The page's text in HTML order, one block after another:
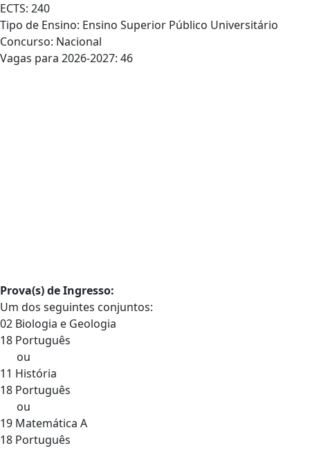
ECTS: 240
Tipo de Ensino: Ensino Superior Público Universitário
Concurso: Nacional
Vagas para 2026-2027: 46
Prova(s) de Ingresso:
Um dos seguintes conjuntos:
02 Biologia e Geologia
18 Português
ou
11 História
18 Português
ou
19 Matemática A
18 Português